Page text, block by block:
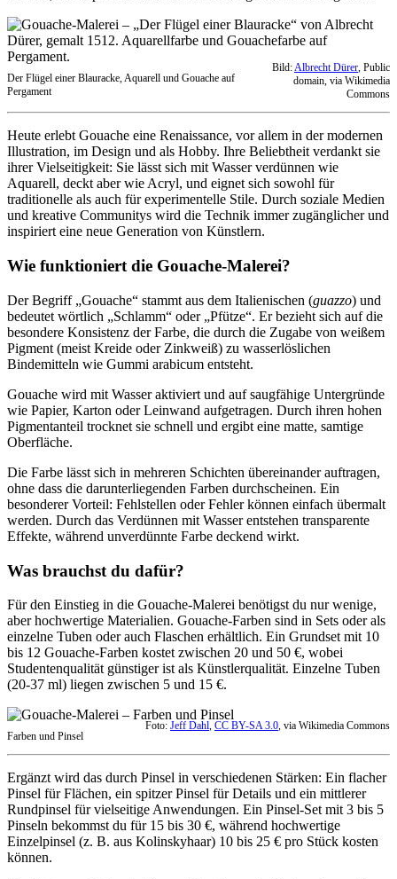
Der Flügel einer Blauracke, Aquarell und Gouache auf
Pergament
Bild:Albrecht Dürer, Public
domain, via Wikimedia
Commons
Heute erlebt Gouache eine Renaissance, vor allem in der modernen
Illustration, im Design und als Hobby. Ihre Beliebtheit verdankt sie
ihrer Vielseitigkeit: Sie lässt sich mit Wasser verdünnen wie
Aquarell, deckt aber wie Acryl, und eignet sich sowohl für
traditionelle als auch für experimentelle Stile. Durch soziale Medien
und kreative Communitys wird die Technik immer zugänglicher und
inspiriert eine neue Generation von Künstlern.
Wie funktioniert die Gouache-Malerei?
Der Begriff „Gouache“ stammt aus dem Italienischen (guazzo) und
bedeutet wörtlich „Schlamm“ oder „Pfütze“. Er bezieht sich auf die
besondere Konsistenz der Farbe, die durch die Zugabe von weißem
Pigment (meist Kreide oder Zinkweiß) zu wasserlöslichen
Bindemitteln wie Gummi arabicum entsteht.
Gouache wird mit Wasser aktiviert und auf saugfähige Untergründe
wie Papier, Karton oder Leinwand aufgetragen. Durch ihren hohen
Pigmentanteil trocknet sie schnell und ergibt eine matte, samtige
Oberfläche.
Die Farbe lässt sich in mehreren Schichten übereinander auftragen,
ohne dass die darunterliegenden Farben durchscheinen. Ein
besonderer Vorteil: Fehlstellen oder Fehler können einfach übermalt
werden. Durch das Verdünnen mit Wasser entstehen transparente
Effekte, während unverdünnte Farbe deckend wirkt.
Was brauchst du dafür?
Für den Einstieg in die Gouache-Malerei benötigst du nur wenige,
aber hochwertige Materialien. Gouache-Farben sind in Sets oder als
einzelne Tuben oder auch Flaschen erhältlich. Ein Grundset mit 10
bis 12 Gouache-Farben kostet zwischen 20 und 50 €, wobei
Studentenqualität günstiger ist als Künstlerqualität. Einzelne Tuben
(20-37 ml) liegen zwischen 5 und 15 €.
Farben und Pinsel
Foto: Jeff Dahl, CC BY-SA 3.0, via Wikimedia Commons
Ergänzt wird das durch Pinsel in verschiedenen Stärken: Ein flacher
Pinsel für Flächen, ein spitzer Pinsel für Details und ein mittlerer
Rundpinsel für vielseitige Anwendungen. Ein Pinsel-Set mit 3 bis 5
Pinseln bekommst du für 15 bis 30 €, während hochwertige
Einzelpinsel (z. B. aus Kolinskyhaar) 10 bis 25 € pro Stück kosten
können.